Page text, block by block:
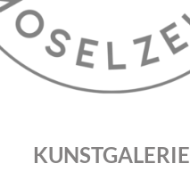
KUNSTGALERIE